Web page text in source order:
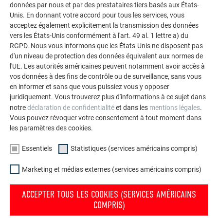
durables de PREFA pour toitures, systèmes solaires et
façades.
VOIR DAVANTAGE DE RÉFÉRENCES
données par nous et par des prestataires tiers basés aux États-
Unis. En donnant votre accord pour tous les services, vous
acceptez également explicitement la transmission des données
vers les États-Unis conformément à l'art. 49 al. 1 lettre a) du
RGPD. Nous vous informons que les États-Unis ne disposent pas
d'un niveau de protection des données équivalent aux normes de
l'UE. Les autorités américaines peuvent notamment avoir accès à
vos données à des fins de contrôle ou de surveillance, sans vous
en informer et sans que vous puissiez vous y opposer
juridiquement. Vous trouverez plus d'informations à ce sujet dans
notredéclaration de confidentialitéet dans les mentions légales.
Vous pouvez révoquer votre consentement à tout moment dans
les paramètres des cookies.
Essentiels Statistiques (services américains compris)
Marketing et médias externes (services américains compris)
ACCEPTER TOUS LES COOKIES (SERVICES AMÉRICAINS
COMPRIS)